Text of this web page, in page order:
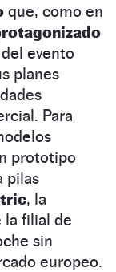
que, como en
evento
planes
Para
prototipo
pilas
, la
la filial de
sin
europeo.